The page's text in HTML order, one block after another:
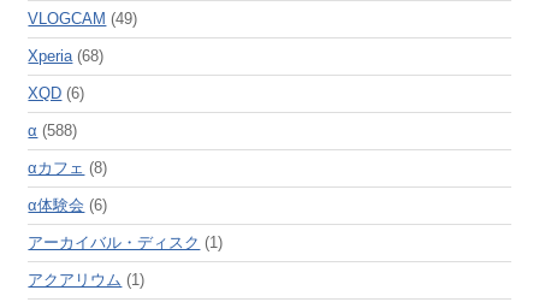
VLOGCAM (49)
Xperia(68)
XQD (6)
α (588)
αカフェ (8)
α体験会 (6)
アーカイバル・ディスク (1)
アクアリウム (1)